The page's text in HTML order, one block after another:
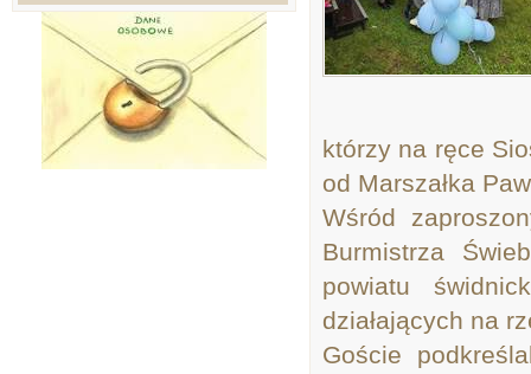
którzy na ręce
od Marszałka
Wśród
Burmistrza
powiatu
działających na
Goście